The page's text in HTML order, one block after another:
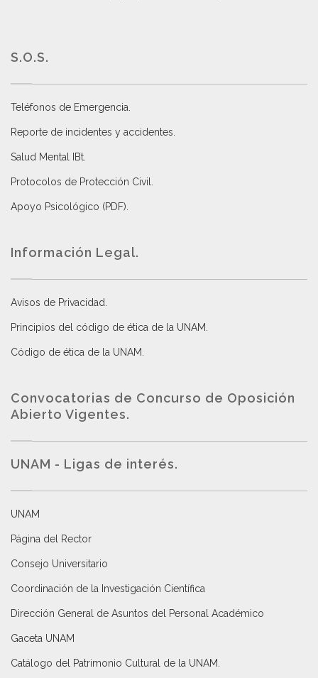
S.O.S.
Teléfonos de Emergencia.
Reporte de incidentes y accidentes
Salud Mental IBt
Protocolos de Protección Civil
Apoyo Psicológico (PDF)
Información Legal.
Avisos de Privacidad
Principios del código de ética de la UNAM
Código de ética de la UNAM
Convocatorias de Concurso de Oposición
Abierto Vigentes.
UNAM - Ligas de interés.
UNAM
Página del Rector
Consejo Universitario
Coordinación de la Investigación Científica
Dirección General de Asuntos del Personal Académico
Gaceta UNAM
Catálogo del Patrimonio Cultural de la UNAM.